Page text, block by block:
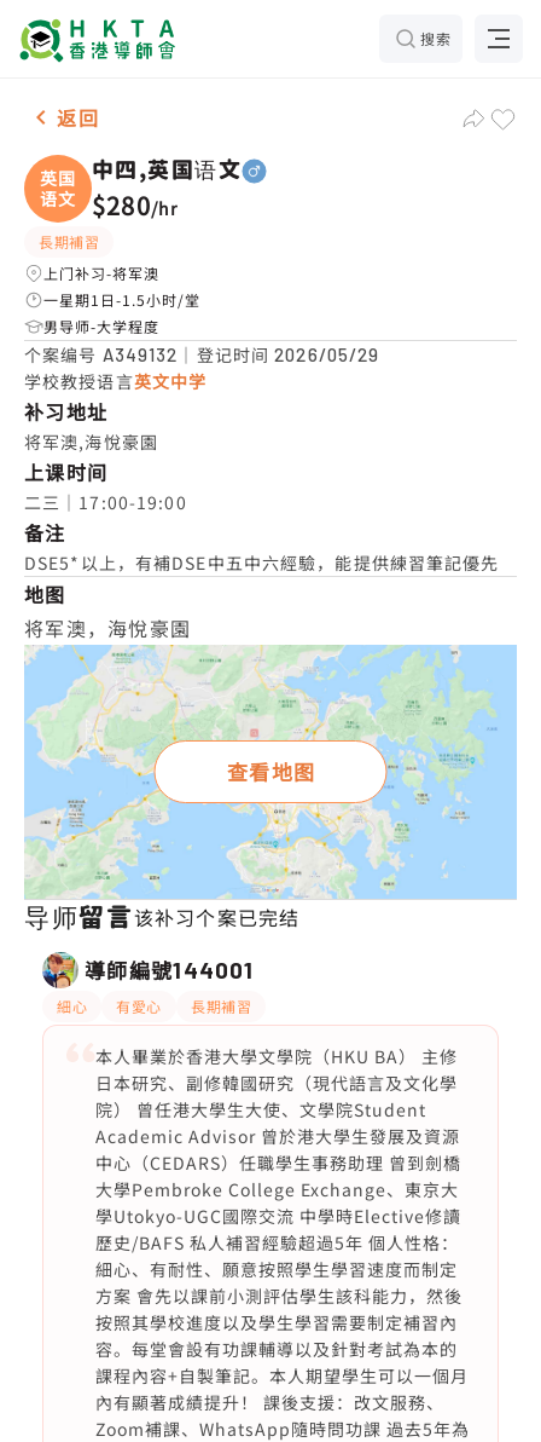
搜索
男-1名 中四,英国语文，将军澳 补习推介
返回
英国
语文
中四,英国语文
$280/hr
長期補習
上门补习-将军澳
一星期1日-1.5小时/堂
男导师-大学程度
个案编号 A349132 ｜登记时间2026/05/29
学校教授语言英文中学
补习地址
将军澳,海悅豪園
上课时间
二三｜17:00-19:00
备注
DSE5*以上，有補DSE中五中六經驗，能提供練習筆記優先
地图
将军澳，海悅豪園
查看地图
导师留言该补习个案已完结
導師編號144001
細心 有愛心 長期補習
本人畢業於香港大學文學院（HKU BA） 主修
日本研究、副修韓國研究（現代語言及文化學
院） 曾任港大學生大使、文學院Student
Academic Advisor 曾於港大學生發展及資源
中心（CEDARS）任職學生事務助理 曾到劍橋
大學Pembroke College Exchange、東京大
學Utokyo-UGC國際交流 中學時Elective修讀
歷史/BAFS 私人補習經驗超過5年 個人性格：
細心、有耐性、願意按照學生學習速度而制定
方案 會先以課前小測評估學生該科能力，然後
按照其學校進度以及學生學習需要制定補習內
容。每堂會設有功課輔導以及針對考試為本的
課程內容+自製筆記。本人期望學生可以一個月
內有顯著成績提升！ 課後支援：改文服務、
Zoom補課、WhatsApp隨時問功課 過去5年為